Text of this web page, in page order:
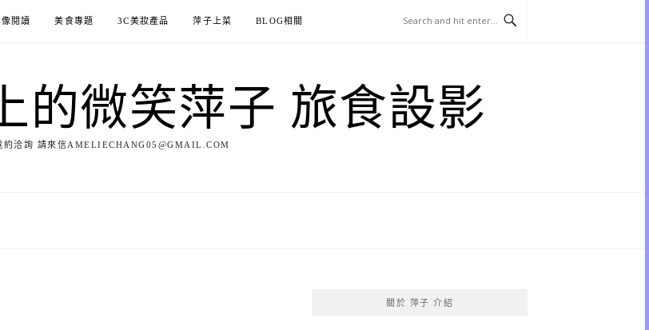
像閱讀 美食專題 3C美妝產品 萍子上菜 BLOG相關
的微笑萍子 旅食設影
約洽詢 請來信AMELIECHANG05@GMAIL.COM
關於 萍子 介紹